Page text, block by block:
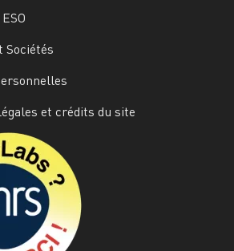
Sociétés
et crédits du site